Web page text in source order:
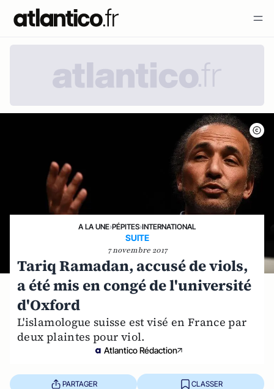
A LA UNE›PÉPITES›INTERNATIONAL
SUITE
7 novembre 2017
Tariq Ramadan, accusé de viols,
a été mis en congé de l'université
d'Oxford
L'islamologue suisse est visé en France par
deux plaintes pour viol.
Atlantico Rédaction
PARTAGER CLASSER